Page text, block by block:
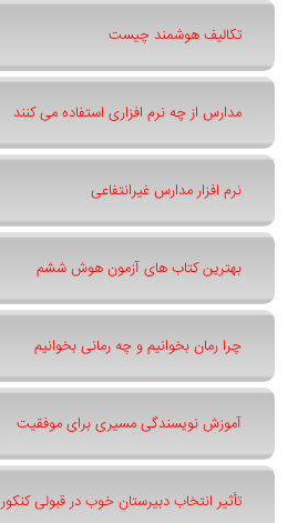
تکالیف هوشمند چیست
مدارس از چه نرم افزاری استفاده می کنند
نرم افزار مدارس غیرانتفاعی
بهترین کتاب های آزمون هوش ششم
چرا رمان بخوانیم و چه رمانی بخوانیم
آموزش نویسندگی مسیری برای موفقیت
تأثیر انتخاب دبیرستان خوب در قبولی کنکور